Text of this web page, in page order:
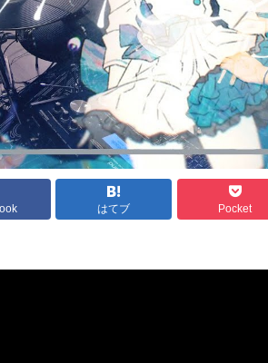
はてブ Pocket